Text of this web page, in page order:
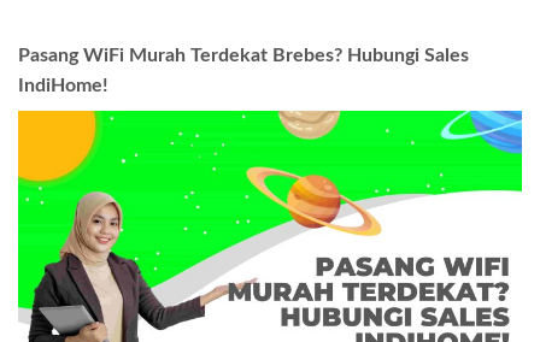
Pasang WiFi Murah Terdekat Brebes? Hubungi Sales
IndiHome!